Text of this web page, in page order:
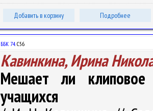
Добавить в корзину Подробнее
ББК 74.С56
Кавинкина, Ирина
Мешает ли клиповое
учащихся